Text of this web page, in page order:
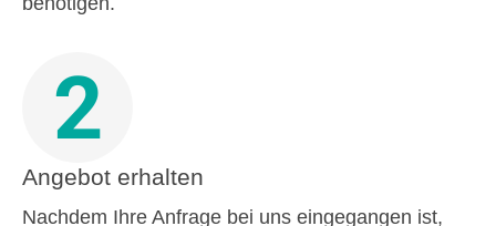
2
Angebot erhalten
Nachdem Ihre Anfrage bei uns eingegangen ist,